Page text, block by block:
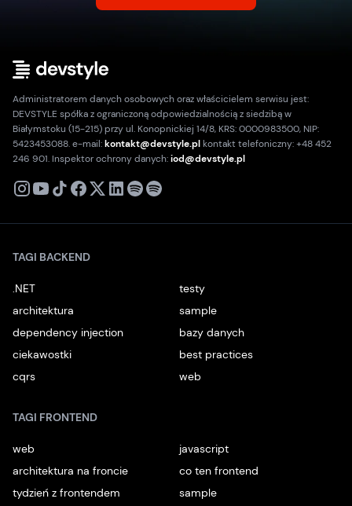
Administratorem danych osobowych oraz właścicielem serwisu jest:
DEVSTYLE spółka z ograniczoną odpowiedzialnością z siedzibą w
Białymstoku (15-215) przy ul. Konopnickiej 14/8, KRS: 0000983500, NIP:
5423453088. e-mail:kontakt@devstyle.plkontakt telefoniczny: +48 452
246 901. Inspektor ochrony danych:iod@devstyle.pl
X
TAGI BACKEND
.NET
testy
architektura
sample
dependency injection
bazy danych
ciekawostki
best practices
cqrs
web
TAGI FRONTEND
web
javascript
architektura na froncie
co ten frontend
tydzień z frontendem
sample